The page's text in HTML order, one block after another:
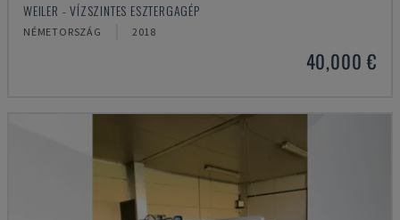
WEILER - VÍZSZINTES ESZTERGAGÉP
NÉMETORSZÁG 2018
40,000 €